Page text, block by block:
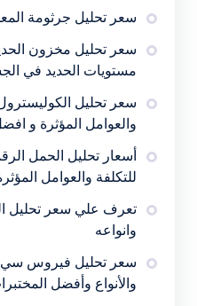
سعر تحليل جرثومة
سعر تحليل مخزون
مستويات الحديد في
سعر تحليل
والعوامل المؤثرة و
أسعار تحليل الحمل
للتكلفة والعوامل
تعرف علي سعر تحليل
وانواعه
سعر تحليل فيروس سي
والأنواع وأفضل